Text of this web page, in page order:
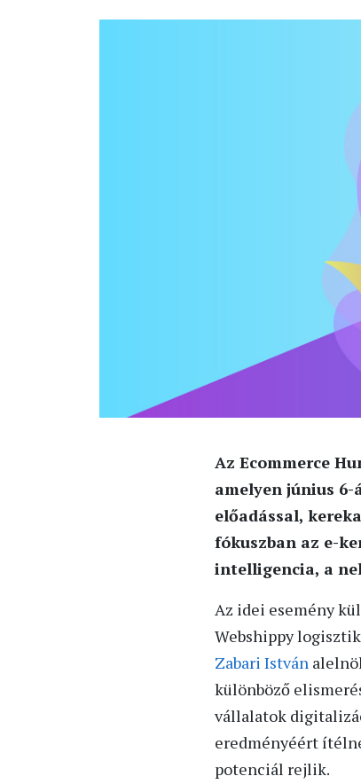
Az Ecommerce
amelyen június
előadással,
fókuszban az e-
intelligencia, a
Az idei esemény
Webshippy
Zabari István
különböző
vállalatok
eredményéért
potenciál rejlik.